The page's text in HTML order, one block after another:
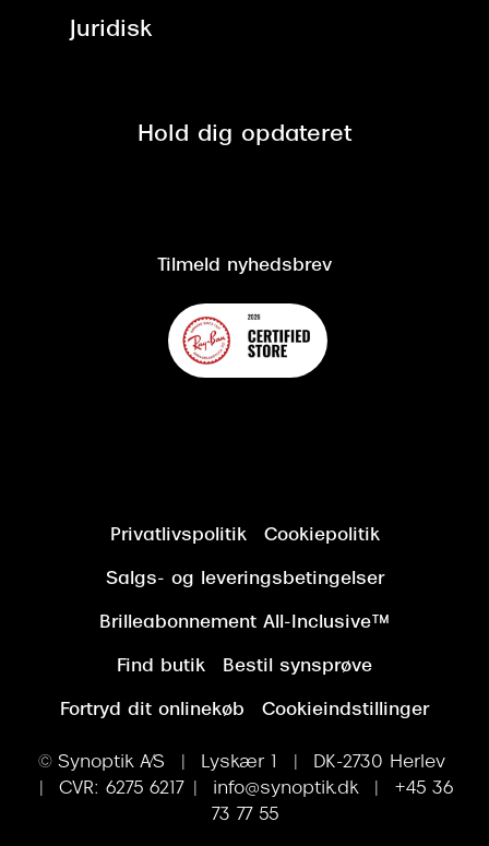
Brilleabonnement All-Inclusive™
Brillerens
Spørgsmål & svar (FAQ)
Juridisk
Cookiepolitik
Hold dig opdateret
Tilmeld nyhedsbrev
Privatlivspolitik Cookiepolitik
Salgs- og leveringsbetingelser
Brilleabonnement All-Inclusive™
Find butik Bestil synsprøve
Fortryd dit onlinekøb Cookieindstillinger
© Synoptik A/S | Lyskær 1 | DK-2730 Herlev
| CVR: 6275 6217 | info@synoptik.dk | +45 36
73 77 55